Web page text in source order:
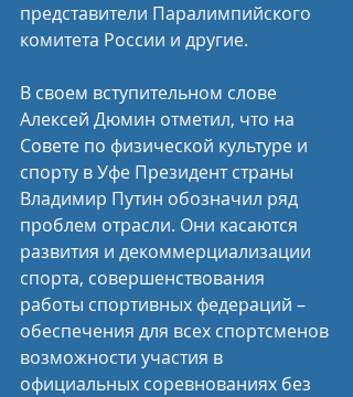
представители Паралимпийского
комитета России и другие.
В своем вступительном слове
Алексей Дюмин отметил, что на
Совете по физической культуре и
спорту в Уфе Президент страны
Владимир Путин обозначил ряд
проблем отрасли. Они касаются
развития и декоммерциализации
спорта, совершенствования
работы спортивных федераций –
обеспечения для всех спортсменов
возможности участия в
официальных соревнованиях без